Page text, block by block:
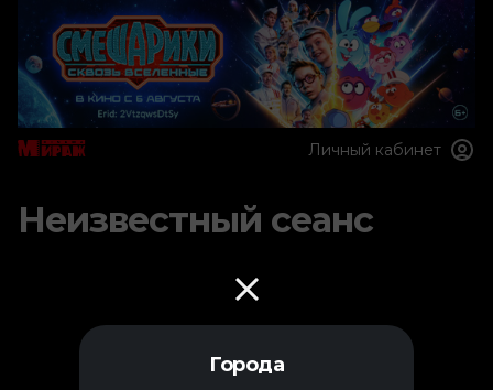
Города
Личный кабинет
Неизвестный сеанс